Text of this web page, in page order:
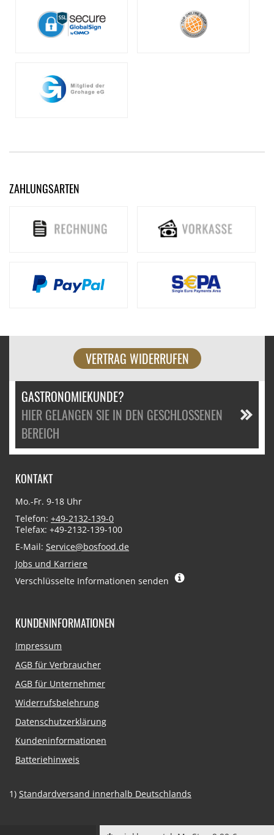
ZAHLUNGSARTEN
VERTRAG WIDERRUFEN
GASTRONOMIEKUNDE?
HIER GELANGEN SIE IN DEN GESCHLOSSENEN
BEREICH
KONTAKT
Mo.-Fr. 9-18 Uhr
Telefon: +49-2132-139-0
Telefax: +49-2132-139-100
E-Mail: Service@bosfood.de
Jobs und Karriere
Verschlüsselte Informationen senden
KUNDENINFORMATIONEN
Navigation
Impressum
AGB für Verbraucher
AGB für Unternehmer
Widerrufsbelehrung
Datenschutzerklärung
Kundeninformationen
Batteriehinweis
1) Standardversand innerhalb Deutschlands